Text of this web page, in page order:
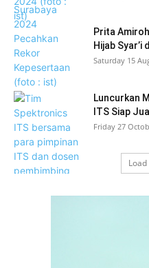
Prita
Hijab Syar’i
Saturday 15
Luncurkan
ITS Siap
Friday 27